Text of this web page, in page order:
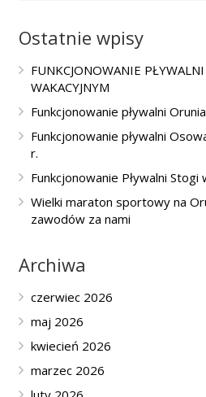
Ostatnie wpisy
FUNKCJONOWANIE
WAKACYJNYM
Funkcjonowanie pływalni
Funkcjonowanie pływalni
r.
Funkcjonowanie Pływalni
Wielki maraton sportowy na
zawodów za nami
Archiwa
czerwiec 2026
maj 2026
kwiecień 2026
marzec 2026